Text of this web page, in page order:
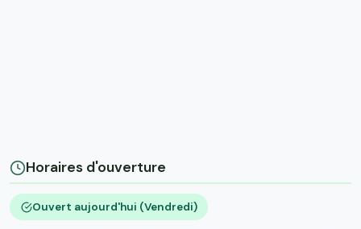
Horaires d'ouverture
Ouvert aujourd'hui (Vendredi)